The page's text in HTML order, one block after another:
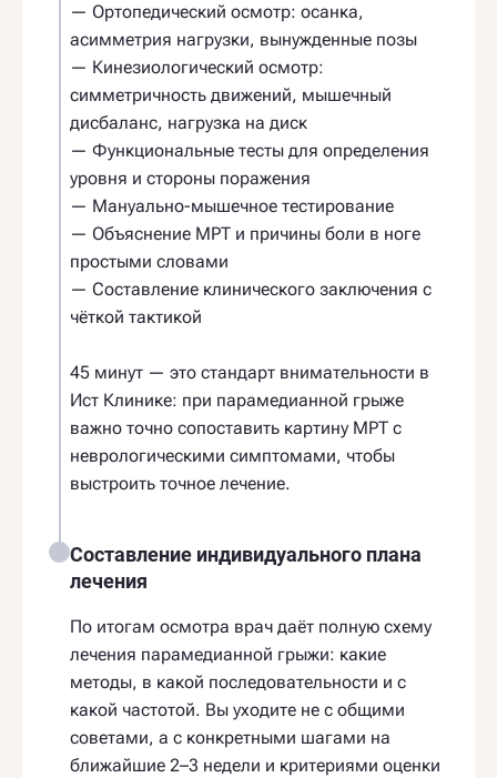
— Ортопедический осмотр: осанка,
асимметрия нагрузки, вынужденные позы
— Кинезиологический осмотр:
симметричность движений, мышечный
дисбаланс, нагрузка на диск
— Функциональные тесты для определения
уровня и стороны поражения
— Мануально-мышечное тестирование
— Объяснение МРТ и причины боли в ноге
простыми словами
— Составление клинического заключения с
чёткой тактикой
45 минут — это стандарт внимательности в
Ист Клинике: при парамедианной грыже
важно точно сопоставить картину МРТ с
неврологическими симптомами, чтобы
выстроить точное лечение.
Составление индивидуального плана
лечения
По итогам осмотра врач даёт полную схему
лечения парамедианной грыжи: какие
методы, в какой последовательности и с
какой частотой. Вы уходите не с общими
советами, а с конкретными шагами на
ближайшие 2–3 недели и критериями оценки